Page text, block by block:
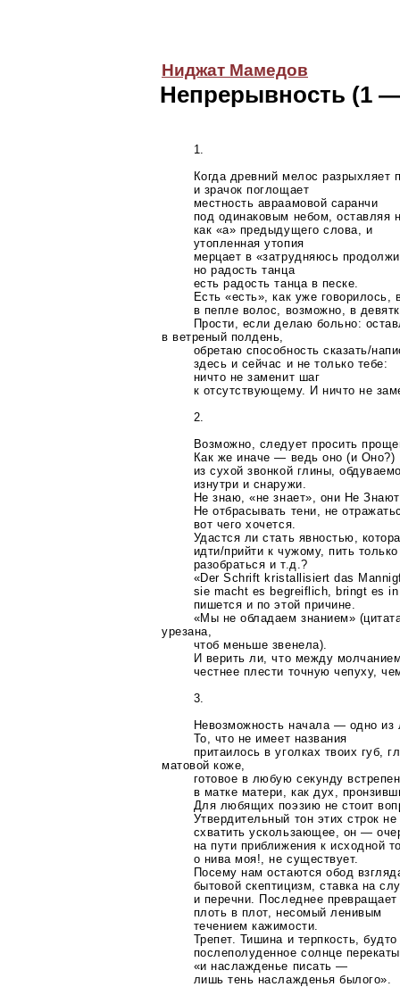
Ниджат Мамедов
Непрерывность (1
1.
Когда древний мелос разрыхляет
и зрачок поглощает
местность авраамовой саранчи
под одинаковым небом, оставляя
как «а» предыдущего слова, и
утопленная утопия
мерцает в «затрудняюсь
но радость танца
есть радость танца в песке.
Есть «есть», как уже говорилось,
в пепле волос, возможно, в
Прости, если делаю больно:
в ветреный полдень,
обретаю способность сказать/
здесь и сейчас и не только тебе:
ничто не заменит шаг
к отсутствующему. И ничто не
2.
Возможно, следует просить
Как же иначе — ведь оно (и Оно?)
из сухой звонкой глины,
изнутри и снаружи.
Не знаю, «не знает», они Не
Не отбрасывать тени, не
вот чего хочется.
Удастся ли стать явностью,
идти/прийти к чужому, пить
разобраться и т.д.?
«Der Schrift kristallisiert das
sie macht es begreiflich, bringt es
пишется и по этой причине.
«Мы не обладаем знанием»
урезана,
чтоб меньше звенела).
И верить ли, что между
честнее плести точную чепуху,
3.
Невозможность начала — одно из
То, что не имеет названия
притаилось в уголках твоих губ,
матовой коже,
готовое в любую секунду
в матке матери, как дух,
Для любящих поэзию не стоит
Утвердительный тон этих строк
схватить ускользающее, он —
на пути приближения к исходной
о нива моя!, не существует.
Посему нам остаются обод
бытовой скептицизм, ставка на
и перечни. Последнее превращает
плоть в плот, несомый ленивым
течением кажимости.
Трепет. Тишина и терпкость, будто
послеполуденное солнце
«и наслажденье писать —
лишь тень наслажденья былого».